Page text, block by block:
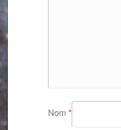
Nom*